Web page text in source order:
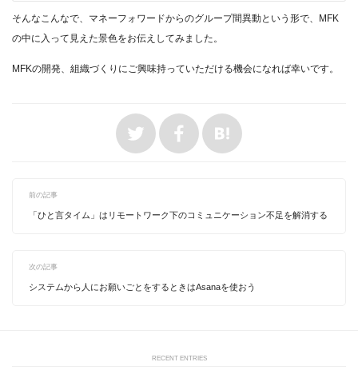
そんなこんなで、マネーフォワードからのグループ間異動という形で、MFK
の中に入って見えた景色をお伝えしてみました。
MFKの開発、組織づくりにご興味持っていただける機会になれば幸いです。
前の記事
「ひと言タイム」はリモートワーク下のコミュニケーション不足を解消する
次の記事
システムから人にお願いごとをするときはAsanaを使おう
RECENT ENTRIES